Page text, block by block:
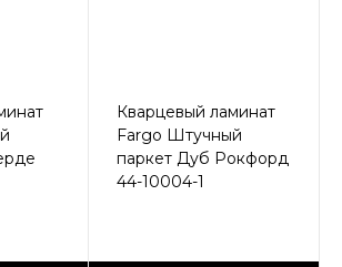
Кварцевый ламинат
Fargo Штучный
паркет Дуб Рокфорд
44-10004-1